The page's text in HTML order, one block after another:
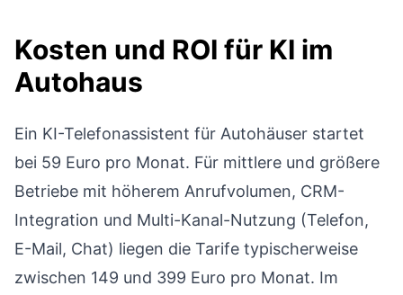
Kosten und ROI für KI im
Autohaus
Ein KI-Telefonassistent für Autohäuser startet
bei 59 Euro pro Monat. Für mittlere und größere
Betriebe mit höherem Anrufvolumen, CRM-
Integration und Multi-Kanal-Nutzung (Telefon,
E-Mail, Chat) liegen die Tarife typischerweise
zwischen 149 und 399 Euro pro Monat. Im